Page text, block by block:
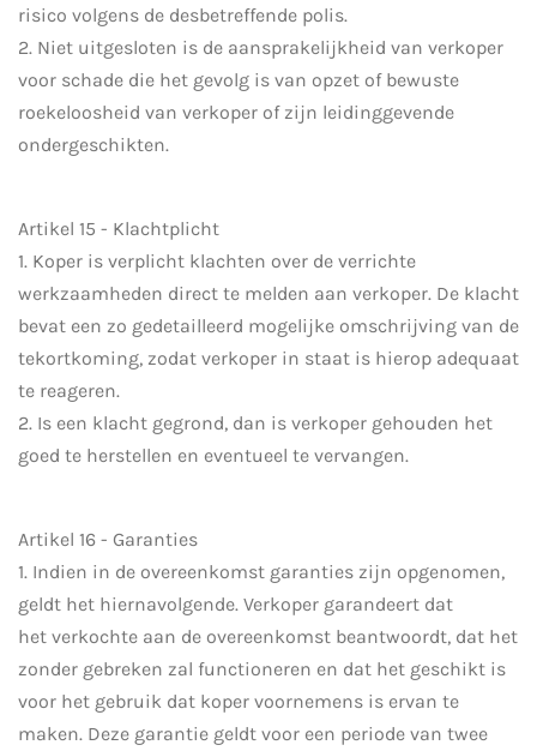
risico volgens de desbetreffende polis.
2. Niet uitgesloten is de aansprakelijkheid van verkoper
voor schade die het gevolg is van opzet of bewuste
roekeloosheid van verkoper of zijn leidinggevende
ondergeschikten.
Artikel 15 - Klachtplicht
1. Koper is verplicht klachten over de verrichte
werkzaamheden direct te melden aan verkoper. De klacht
bevat een zo gedetailleerd mogelijke omschrijving van de
tekortkoming, zodat verkoper in staat is hierop adequaat
te reageren.
2. Is een klacht gegrond, dan is verkoper gehouden het
goed te herstellen en eventueel te vervangen.
Artikel 16 - Garanties
1. Indien in de overeenkomst garanties zijn opgenomen,
geldt het hiernavolgende. Verkoper garandeert dat
het verkochte aan de overeenkomst beantwoordt, dat het
zonder gebreken zal functioneren en dat het geschikt is
voor het gebruik dat koper voornemens is ervan te
maken. Deze garantie geldt voor een periode van twee